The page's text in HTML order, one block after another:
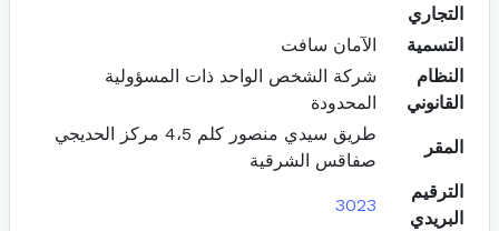
التجاري
التسمية
الآمان سافت
النظام
القانوني
شركة الشخص الواحد ذات المسؤولية
المحدودة
المقر
طريق سيدي منصور كلم 4،5 مركز الحديجي
صفاقس الشرقية
الترقيم
البريدي
3023